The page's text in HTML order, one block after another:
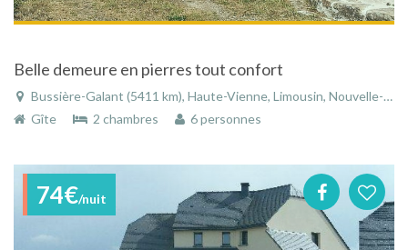
Belle demeure en pierres tout confort
Bussière-Galant (5411 km), Haute-Vienne, Limousin, Nouvelle-Aquitaine, France
Gîte
2 chambres 6 personnes
74€/nuit